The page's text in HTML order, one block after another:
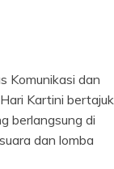
Komunikasi dan
Kartini bertajuk
berlangsung di
dan lomba